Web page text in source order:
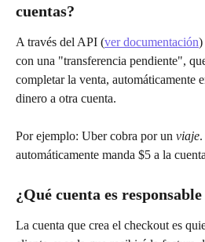
cuentas?
A través del API (ver documentación)
con una "transferencia pendiente",
completar la venta, automáticamente
dinero a otra cuenta.
Por ejemplo: Uber cobra por un viaje
automáticamente manda $5 a la
¿Qué cuenta es
La cuenta que crea el checkout es